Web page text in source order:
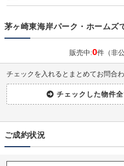
茅ヶ崎東海岸パーク・ホームズ
販売中:0件（非
チェックを入れるとまとめてお問合
ご成約状況